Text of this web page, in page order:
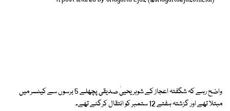
واضح رہے کہ شگفتہ اعجاز کے شوہر یحییٰ صدیقی پچھلے 5 برسوں سے کینسر میں
مبتلا تھے اور گزشتہ ہفتے 12 ستمبر کو انتقال کرگئے تھے۔